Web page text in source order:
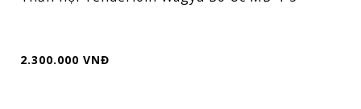
2.300.000 VNĐ